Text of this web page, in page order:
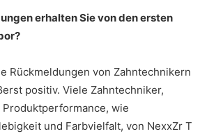
erhalten Sie von den ersten
Rückmeldungen von Zahntechnikern
positiv. Viele Zahntechniker,
wie
und Farbvielfalt, von NexxZr T